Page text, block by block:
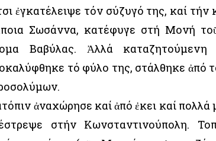
ἐγκατέλειψε τόν σύζυγό της, καί
Σωσάννα, κατέφυγε στή Μονή
Βαβύλας. Ἀλλά
τό φύλο της, στάλθηκε ἀπό
ἀναχώρησε καί ἀπό ἐκει καί
στήν Κωνσταντινούπολη.